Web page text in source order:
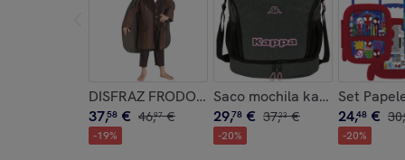
DISFRAZ FRODO BAGGINS DELUXE INF
37,58 € 46,97 €
-19%
Saco mochila kappa "silver
29,78 € 37,23 €
-20%
Set
24,48 € 30,
-20%